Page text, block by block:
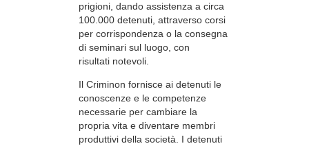
prigioni, dando assistenza a circa
100.000 detenuti, attraverso corsi
per corrispondenza o la consegna
di seminari sul luogo, con
risultati notevoli.
Il Criminon fornisce ai detenuti le
conoscenze e le competenze
necessarie per cambiare la
propria vita e diventare membri
produttivi della società. I detenuti